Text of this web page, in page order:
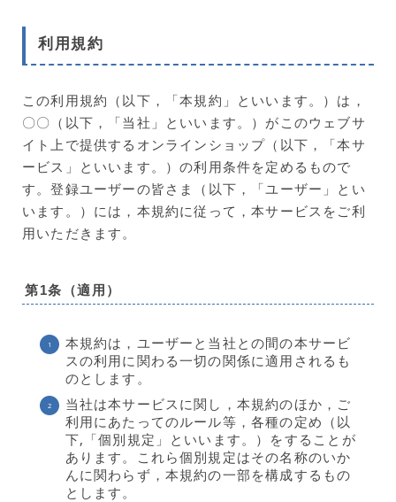
利用規約
この利用規約（以下，「本規約」といいます。）は，
〇〇（以下，「当社」といいます。）がこのウェブサ
イト上で提供するオンラインショップ（以下，「本サ
ービス」といいます。）の利用条件を定めるもので
す。登録ユーザーの皆さま（以下，「ユーザー」とい
います。）には，本規約に従って，本サービスをご利
用いただきます。
第1条（適用）
本規約は，ユーザーと当社との間の本サービ
スの利用に関わる一切の関係に適用されるも
のとします。
当社は本サービスに関し，本規約のほか，ご
利用にあたってのルール等，各種の定め（以
下,「個別規定」といいます。）をすることが
あります。これら個別規定はその名称のいか
んに関わらず，本規約の一部を構成するもの
とします。